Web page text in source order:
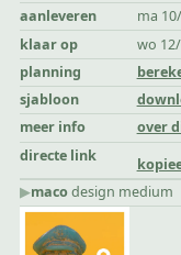
aanleveren
ma
klaar op
wo
planning
sjabloon
meer info
over
directe link
▶︎macodesign medium